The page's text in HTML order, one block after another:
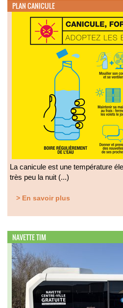
PLAN CANICULE
La canicule est une température
très peu la nuit (...)
> En savoir plus
NAVETTE TIM